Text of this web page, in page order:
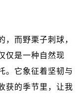
，而野栗子刺球，
仅是一种自然现
。它象征着坚韧与
获的季节里，让我